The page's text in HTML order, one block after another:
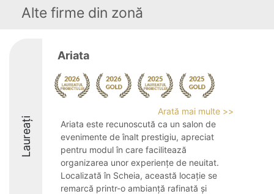
Alte firme din zonă
Laureați
Ariata
Arată mai multe >>
Ariata este recunoscută ca un salon de
evenimente de înalt prestigiu, apreciat
pentru modul în care facilitează
organizarea unor experiențe de neuitat.
Localizată în Scheia, această locație se
remarcă printr-o ambianță rafinată și